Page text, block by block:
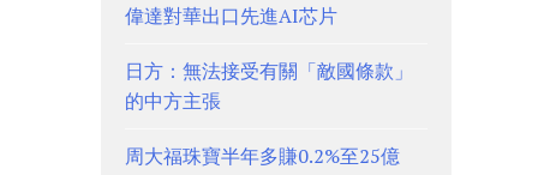
偉達對華出口先進AI芯片
日方：無法接受有關「敵國條款」
的中方主張
周大福珠寶半年多賺0.2%至25億